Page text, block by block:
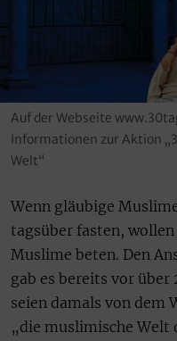
Auf der Webseite
Informationen zur Aktion
Welt“
Wenn gläubige
tagsüber fasten,
Muslime beten. Den
gab es bereits vor
seien damals von dem
„die muslimische Welt